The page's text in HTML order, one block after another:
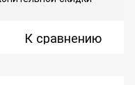
К сравнению